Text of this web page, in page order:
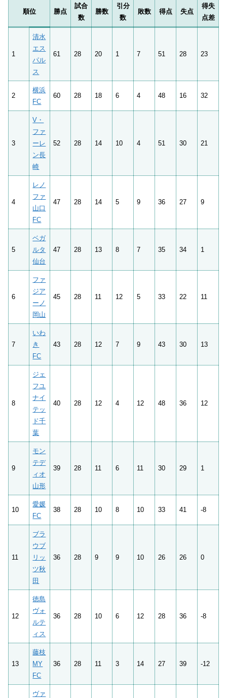
順位 勝点
試合
数
勝数
引分
数
敗数 得点 失点
得失
点差
1
清水
エス
パル
ス
61 28 20 1 7 51 28 23
2
横浜
FC
60 28 18 6 4 48 16 32
3
V・
ファ
ーレ
ン長
崎
52 28 14 10 4 51 30 21
4
レノ
ファ
山口
FC
47 28 14 5 9 36 27 9
5
ベガ
ルタ
仙台
47 28 13 8 7 35 34 1
6
ファ
ジア
ーノ
岡山
45 28 11 12 5 33 22 11
7
いわ
き
FC
43 28 12 7 9 43 30 13
8
ジェ
フユ
ナイ
テッ
ド千
葉
40 28 12 4 12 48 36 12
9
モン
テデ
ィオ
山形
39 28 11 6 11 30 29 1
10
愛媛
FC
38 28 10 8 10 33 41 -8
11
ブラ
ウブ
リッ
ツ秋
田
36 28 9 9 10 26 26 0
12
徳島
ヴォ
ルテ
ィス
36 28 10 6 12 28 36 -8
13
藤枝
MY
FC
36 28 11 3 14 27 39 -12
ヴァ